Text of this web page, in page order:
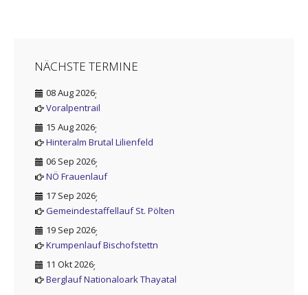
NÄCHSTE TERMINE
08 Aug 2026;
Voralpentrail
15 Aug 2026;
Hinteralm Brutal Lilienfeld
06 Sep 2026;
NÖ Frauenlauf
17 Sep 2026;
Gemeindestaffellauf St. Pölten
19 Sep 2026;
Krumpenlauf Bischofstettn
11 Okt 2026;
Berglauf Nationaloark Thayatal